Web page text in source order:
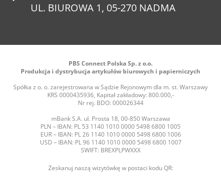
UL. BIUROWA 1, 05-270 NADMA
PBS Connect Polska Sp. z o.o.
Produkcja i dystrybucja artykułów biurowych i papierniczych
Spółka z o. o. zarejestrowana w Sądzie Rejonowym dla m. st. Warszawy
KRS 0000435936, Kapitał zakładowy: 800.000,-
Nr rej. BDO: 000026344
mBank S.A. ul. Prosta 18, 00-850 Warszawa
PLN – IBAN: PL 53 1140 1010 0000 5498 6800 1005
EUR – IBAN: PL 26 1140 1010 0000 5498 6800 1006
USD – IBAN: PL 96 1140 1010 0000 5498 6800 1007
SWIFT: BREXPLPWXXX
Zeskanuj naszą wizytówkę w postaci kodu QR: